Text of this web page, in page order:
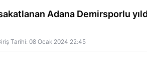
Adana Demirsporlu
Tarihi: 08 Ocak 2024 22:45